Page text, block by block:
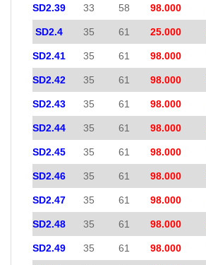
SD2.39 33 58 98.000
SD2.4 35 61 25.000
SD2.41 35 61 98.000
SD2.42 35 61 98.000
SD2.43 35 61 98.000
SD2.44 35 61 98.000
SD2.45 35 61 98.000
SD2.46 35 61 98.000
SD2.47 35 61 98.000
SD2.48 35 61 98.000
SD2.49 35 61 98.000